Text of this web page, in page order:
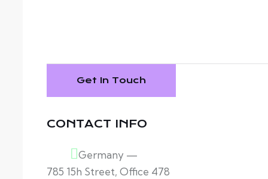
CONTACT INFO
Germany —
785 15h Street, Office 478